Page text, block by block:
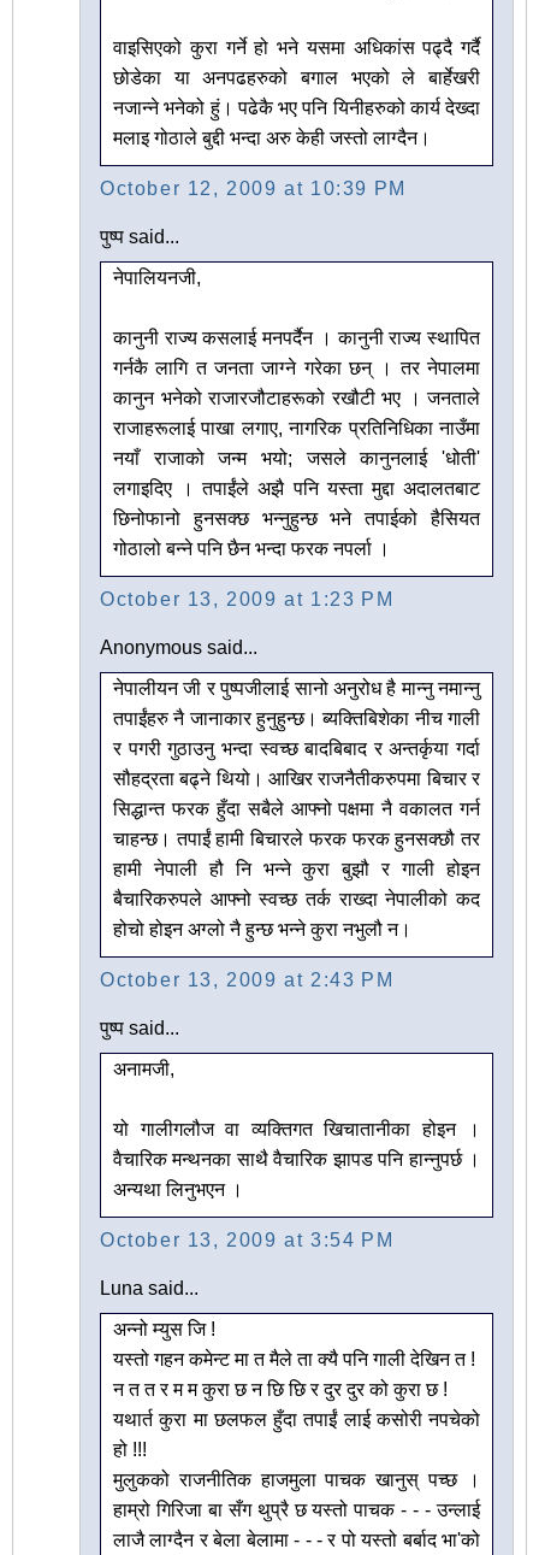
वाइसिएको कुरा गर्ने हो भने यसमा अधिकांस पढ्दै गर्दै
छोडेका या अनपढहरुको बगाल भएको ले बार्हेखरी
नजान्ने भनेको हुं। पढेकै भए पनि यिनीहरुको कार्य देख्दा
मलाइ गोठाले बुद्दी भन्दा अरु केही जस्तो लाग्दैन।
October 12, 2009 at 10:39 PM
पुष्प said...
नेपालियनजी,
कानुनी राज्य कसलाई मनपर्दैन । कानुनी राज्य स्थापित
गर्नकै लागि त जनता जाग्ने गरेका छन् । तर नेपालमा
कानुन भनेको राजारजौटाहरूको रखौटी भए । जनताले
राजाहरूलाई पाखा लगाए, नागरिक प्रतिनिधिका नाउँमा
नयाँ राजाको जन्म भयो; जसले कानुनलाई 'धोती'
लगाइदिए । तपाईंले अझै पनि यस्ता मुद्दा अदालतबाट
छिनोफानो हुनसक्छ भन्नुहुन्छ भने तपाई‍को हैसियत
गोठालो बन्ने पनि छैन भन्दा फरक नपर्ला ।
October 13, 2009 at 1:23 PM
Anonymous said...
नेपालीयन जी र पुष्पजीलाई सानो अनुरोध है मान्नु नमान्नु
तपाईंहरु नै जानाकार हुनुहुन्छ। ब्यक्तिबिशेका नीच गाली
र पगरी गुठाउनु भन्दा स्वच्छ बादबिबाद र अन्तर्कृया गर्दा
सौहद्रता बढ्ने थियो। आखिर राजनैतीकरुपमा बिचार र
सिद्धान्त फरक हुँदा सबैले आफ्नो पक्षमा नै वकालत गर्न
चाहन्छ। तपाईं हामी बिचारले फरक फरक हुनसक्छौ तर
हामी नेपाली हौ नि भन्ने कुरा बुझौ र गाली होइन
बैचारिकरुपले आफ्नो स्वच्छ तर्क राख्दा नेपालीको कद
होचो होइन अग्लो नै हुन्छ भन्ने कुरा नभुलौ न।
October 13, 2009 at 2:43 PM
पुष्प said...
अनामजी,
यो गालीगलौज वा व्यक्तिगत खिचातानीका होइन ।
वैचारिक मन्थनका साथै वैचारिक झापड पनि हान्नुपर्छ ।
अन्यथा लिनुभएन ।
October 13, 2009 at 3:54 PM
Luna said...
अन्नो म्युस जि !
यस्तो गहन कमेन्ट मा त मैले ता क्यै पनि गाली देखिन त !
न त त र म म कुरा छ न छि छि र दुर दुर को कुरा छ !
यथार्त कुरा मा छलफल हुँदा तपाईं लाई कसोरी नपचेको
हो !!!
मुलुकको राजनीतिक हाजमुला पाचक खानुस् पच्छ ।
हाम्रो गिरिजा बा सँग थुप्रै छ यस्तो पाचक - - - उन्लाई
लाजै लाग्दैन र बेला बेलामा - - - र पो यस्तो बर्बाद भा'को